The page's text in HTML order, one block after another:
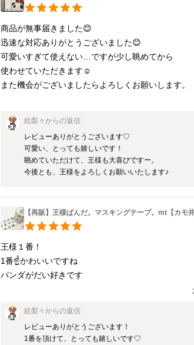
商品が無事届きました😊
迅速な対応ありがとうございました😊
可愛いすぎて使えない…ですが少し眺めてから
使わせていただきます☺️
絵梨々からの返信
レビューありがとうございます♡
可愛い、とっても嬉しいです！
眺めていただけて、王様も大喜びですー。
今後とも、王様をよろしくお願いいたします♪
【再販】王様ぱんだ。マスキングテープ。mt【カモ井
王様１番！
1番☝️かわいいですね
絵梨々からの返信
レビューありがとうございます！
1番を頂けて、とっても嬉しいです♡